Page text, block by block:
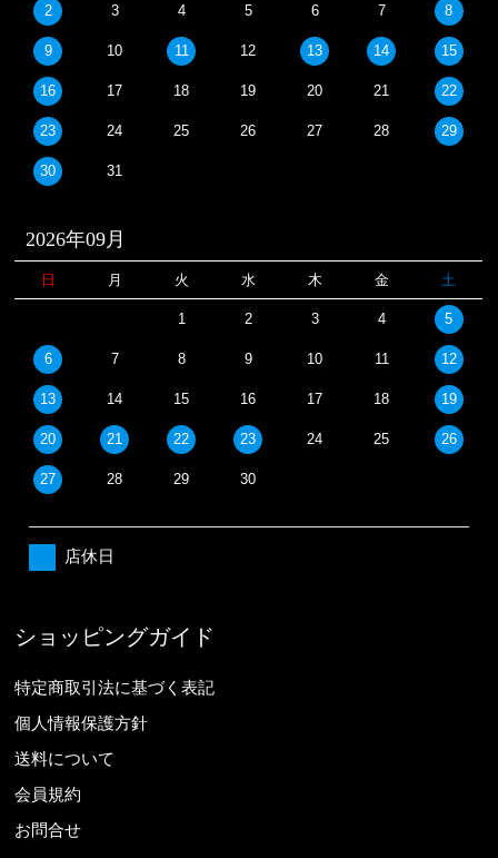
2 3 4 5 6 7 8
9 10 11 12 13 14 15
16 17 18 19 20 21 22
23 24 25 26 27 28 29
30 31
2026年09月
日 月 火 水 木 金 土
1 2 3 4 5
6 7 8 9 10 11 12
13 14 15 16 17 18 19
20 21 22 23 24 25 26
27 28 29 30
店休日
ショッピングガイド
特定商取引法に基づく表記
個人情報保護方針
送料について
会員規約
お問合せ